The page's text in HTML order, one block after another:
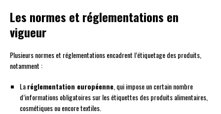
Les normes et réglementations en
vigueur
Plusieurs normes et réglementations encadrent l’étiquetage des produits,
notamment :
Laréglementation européenne , qui impose un certain nombre
d’informations obligatoires sur les étiquettes des produits alimentaires,
cosmétiques ou encore textiles.